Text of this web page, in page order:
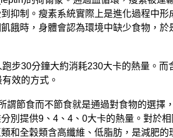
抑制。瘦素系統實際上是進化過程中
餓時，身體會認為環境中缺少食物，
步30分鐘大約消耗230大卡的熱量。
效的方式。
節食而不節食就是通過對食物的選
別提供9、4、4、0大卡的熱量。對於
和全穀類含高纖維、低脂肪，是減肥